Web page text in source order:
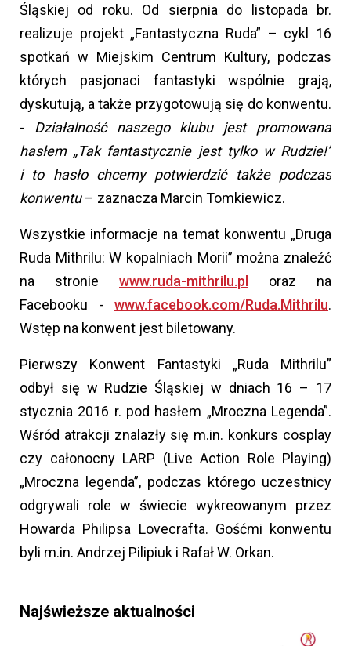
Śląskiej od roku. Od sierpnia do listopada br.
realizuje projekt „Fantastyczna Ruda” – cykl 16
spotkań w Miejskim Centrum Kultury, podczas
których pasjonaci fantastyki wspólnie grają,
dyskutują, a także przygotowują się do konwentu.
- Działalność naszego klubu jest promowana
hasłem „Tak fantastycznie jest tylko w Rudzie!”
i to hasło chcemy potwierdzić także podczas
konwentu– zaznacza Marcin Tomkiewicz.
Wszystkie informacje na temat konwentu „Druga
Ruda Mithrilu: W kopalniach Morii” można znaleźć
na stronie www.ruda-mithrilu.pl oraz na
Facebooku - www.facebook.com/Ruda.Mithrilu.
Wstęp na konwent jest biletowany.
Pierwszy Konwent Fantastyki „Ruda Mithrilu”
odbył się w Rudzie Śląskiej w dniach 16 – 17
stycznia 2016 r. pod hasłem „Mroczna Legenda”.
Wśród atrakcji znalazły się m.in. konkurs cosplay
czy całonocny LARP (Live Action Role Playing)
„Mroczna legenda”, podczas którego uczestnicy
odgrywali role w świecie wykreowanym przez
Howarda Philipsa Lovecrafta. Gośćmi konwentu
byli m.in. Andrzej Pilipiuk i Rafał W. Orkan.
Najświeższe aktualności